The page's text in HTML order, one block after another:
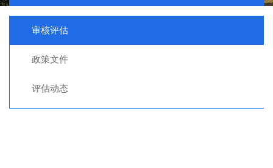
审核评估
政策文件
评估动态